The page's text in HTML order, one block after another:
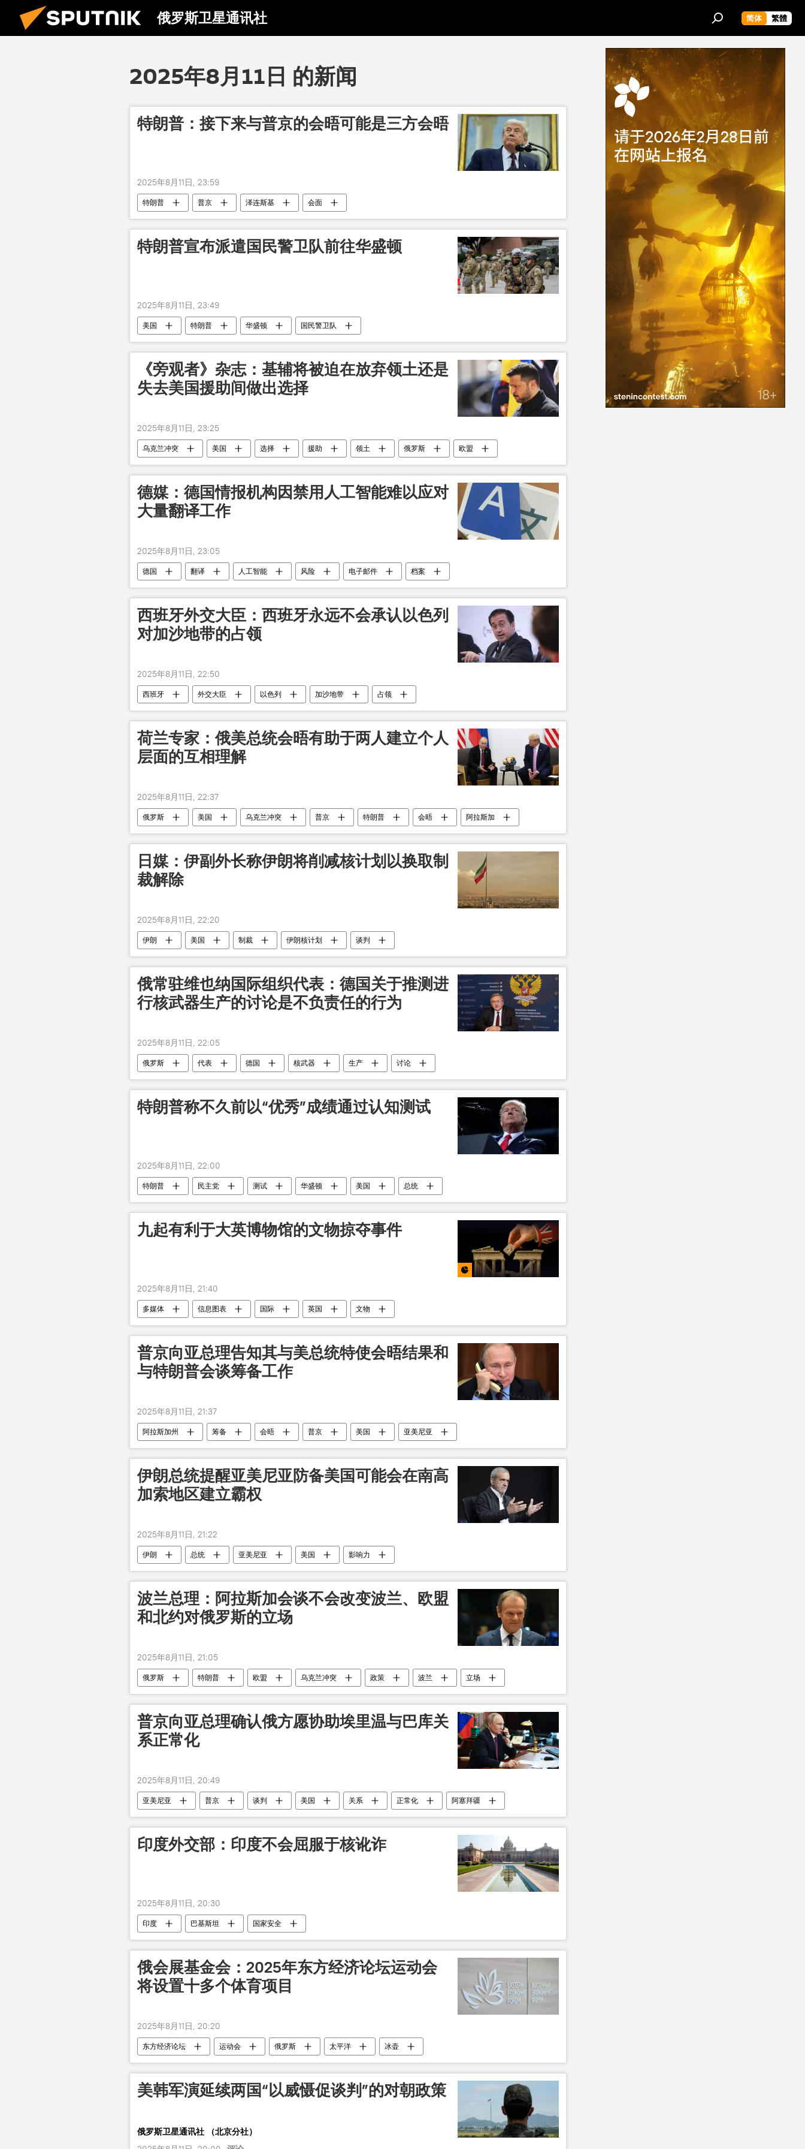
俄罗斯卫星通讯社 简体 繁體
2025年8月11日 的新闻
特朗普：接下来与普京的会晤可能是三方会晤
2025年8月11日, 23:59
特朗普 普京 泽连斯基 会面
特朗普宣布派遣国民警卫队前往华盛顿
2025年8月11日, 23:49
美国 特朗普 华盛顿 国民警卫队
《旁观者》杂志：基辅将被迫在放弃领土还是
失去美国援助间做出选择
2025年8月11日, 23:25
乌克兰冲突 美国 选择 援助 领土 俄罗斯 欧盟
德媒：德国情报机构因禁用人工智能难以应对
大量翻译工作
2025年8月11日, 23:05
德国 翻译 人工智能 风险 电子邮件 档案
西班牙外交大臣：西班牙永远不会承认以色列
对加沙地带的占领
2025年8月11日, 22:50
西班牙 外交大臣 以色列 加沙地带 占领
荷兰专家：俄美总统会晤有助于两人建立个人
层面的互相理解
2025年8月11日, 22:37
俄罗斯 美国 乌克兰冲突 普京 特朗普 会晤 阿拉斯加
日媒：伊副外长称伊朗将削减核计划以换取制
裁解除
2025年8月11日, 22:20
伊朗 美国 制裁 伊朗核计划 谈判
俄常驻维也纳国际组织代表：德国关于推测进
行核武器生产的讨论是不负责任的行为
2025年8月11日, 22:05
俄罗斯 代表 德国 核武器 生产 讨论
特朗普称不久前以“优秀”成绩通过认知测试
2025年8月11日, 22:00
特朗普 民主党 测试 华盛顿 美国 总统
九起有利于大英博物馆的文物掠夺事件
2025年8月11日, 21:40
多媒体 信息图表 国际 英国 文物
普京向亚总理告知其与美总统特使会晤结果和
与特朗普会谈筹备工作
2025年8月11日, 21:37
阿拉斯加州 筹备 会晤 普京 美国 亚美尼亚
伊朗总统提醒亚美尼亚防备美国可能会在南高
加索地区建立霸权
2025年8月11日, 21:22
伊朗 总统 亚美尼亚 美国 影响力
波兰总理：阿拉斯加会谈不会改变波兰、欧盟
和北约对俄罗斯的立场
2025年8月11日, 21:05
俄罗斯 特朗普 欧盟 乌克兰冲突 政策 波兰
立场
威胁
侵略
普京向亚总理确认俄方愿协助埃里温与巴库关
系正常化
2025年8月11日, 20:49
亚美尼亚 普京 谈判 美国 关系 正常化 阿塞拜疆
印度外交部：印度不会屈服于核讹诈
2025年8月11日, 20:30
印度 巴基斯坦 国家安全
俄会展基金会：2025年东方经济论坛运动会
将设置十多个体育项目
2025年8月11日, 20:20
东方经济论坛 运动会 俄罗斯 太平洋 冰壶
美韩军演延续两国“以威慑促谈判”的对朝政策
俄罗斯卫星通讯社 （北京分社）